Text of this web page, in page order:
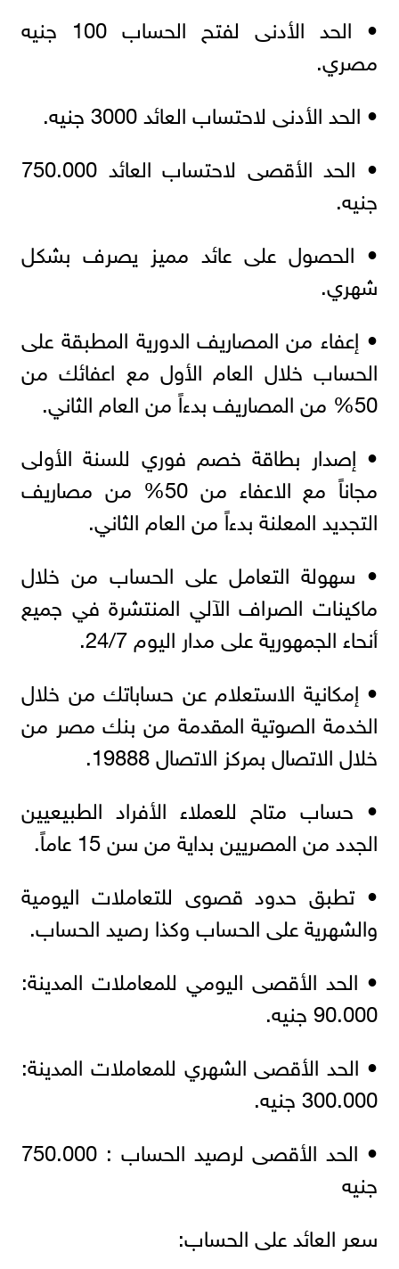
• الحد الأدنى لفتح الحساب 100 جنيه
مصري.
• الحد الأدنى لاحتساب العائد 3000 جنيه.
• الحد الأقصى لاحتساب العائد 750.000
جنيه.
• الحصول على عائد مميز يصرف بشكل
شهري.
• إعفاء من المصاريف الدورية المطبقة على
الحساب خلال العام الأول مع اعفائك من
50% من المصاريف بدءاً من العام الثاني.
• إصدار بطاقة خصم فوري للسنة الأولى
مجاناً مع الاعفاء من 50% من مصاريف
التجديد المعلنة بدءاً من العام الثاني.
• سهولة التعامل على الحساب من خلال
ماكينات الصراف الآلي المنتشرة في جميع
أنحاء الجمهورية على مدار اليوم 24/7.
• إمكانية الاستعلام عن حساباتك من خلال
الخدمة الصوتية المقدمة من بنك مصر من
خلال الاتصال بمركز الاتصال 19888.
• حساب متاح للعملاء الأفراد الطبيعيين
الجدد من المصريين بداية من سن 15 عاماً.
• تطبق حدود قصوى للتعاملات اليومية
والشهرية على الحساب وكذا رصيد الحساب.
• الحد الأقصى اليومي للمعاملات المدينة:
90.000 جنيه.
• الحد الأقصى الشهري للمعاملات المدينة:
300.000 جنيه.
• الحد الأقصى لرصيد الحساب : 750.000
جنيه
سعر العائد على الحساب: